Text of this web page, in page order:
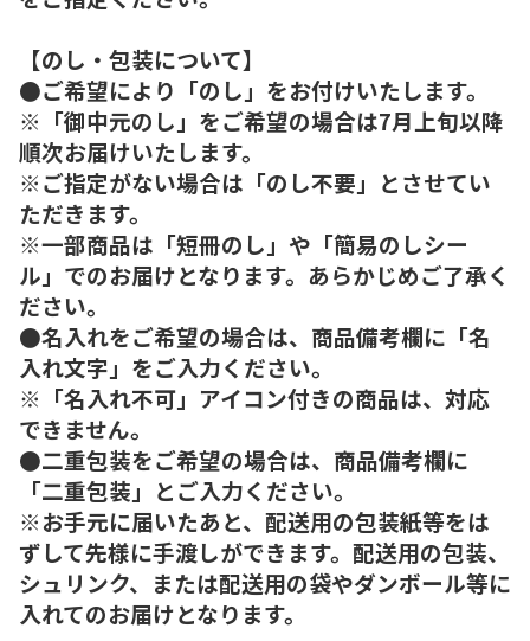
【のし・包装について】
●ご希望により「のし」をお付けいたします。
※「御中元のし」をご希望の場合は7月上旬以降
順次お届けいたします。
※ご指定がない場合は「のし不要」とさせてい
ただきます。
※一部商品は「短冊のし」や「簡易のしシー
ル」でのお届けとなります。あらかじめご了承く
ださい。
●名入れをご希望の場合は、商品備考欄に「名
入れ文字」をご入力ください。
※「名入れ不可」アイコン付きの商品は、対応
できません。
●二重包装をご希望の場合は、商品備考欄に
「二重包装」とご入力ください。
※お手元に届いたあと、配送用の包装紙等をは
ずして先様に手渡しができます。配送用の包装、
シュリンク、または配送用の袋やダンボール等に
入れてのお届けとなります。